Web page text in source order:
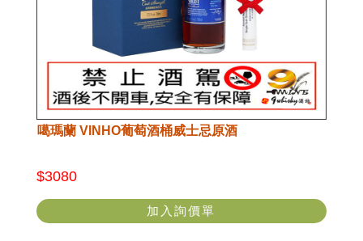
噶瑪蘭 VINHO葡萄酒桶威士忌原酒
$3080
加入詢價單